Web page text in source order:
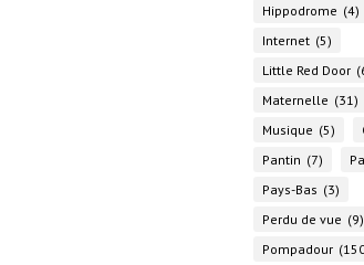
Hippodrome (4)
Internet (5)
Little Red Door
Maternelle (31)
Musique (5)
Pantin (7)
Pays-Bas (3)
Perdu de vue (9)
Pompadour